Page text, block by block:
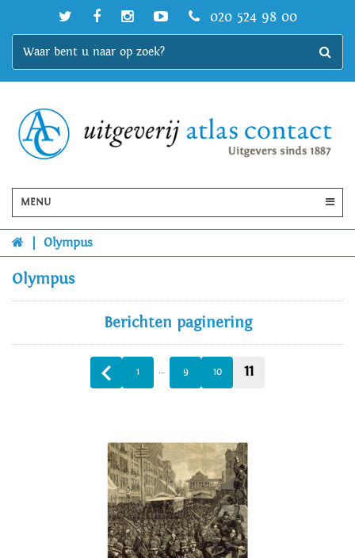
020 524 98 00
MENU
Olympus
Olympus
Berichten paginering
1 … 9 10 11